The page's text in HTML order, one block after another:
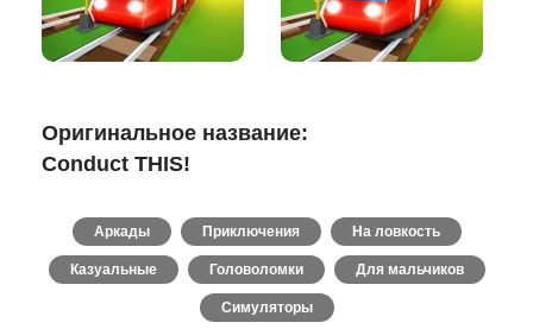
Оригинальное название:
Conduct THIS!
Аркады Приключения На ловкость
Казуальные Головоломки Для мальчиков
Симуляторы